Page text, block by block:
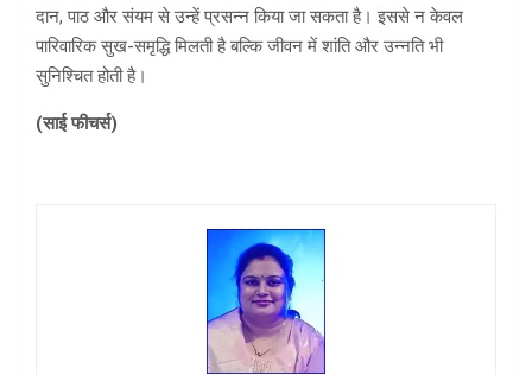
दान, पाठ और संयम से उन्हें प्रसन्न किया जा सकता है। इससे न केवल
पारिवारिक सुख-समृद्धि मिलती है बल्कि जीवन में शांति और उन्नति भी
सुनिश्चित होती है।
(साई फीचर्स)